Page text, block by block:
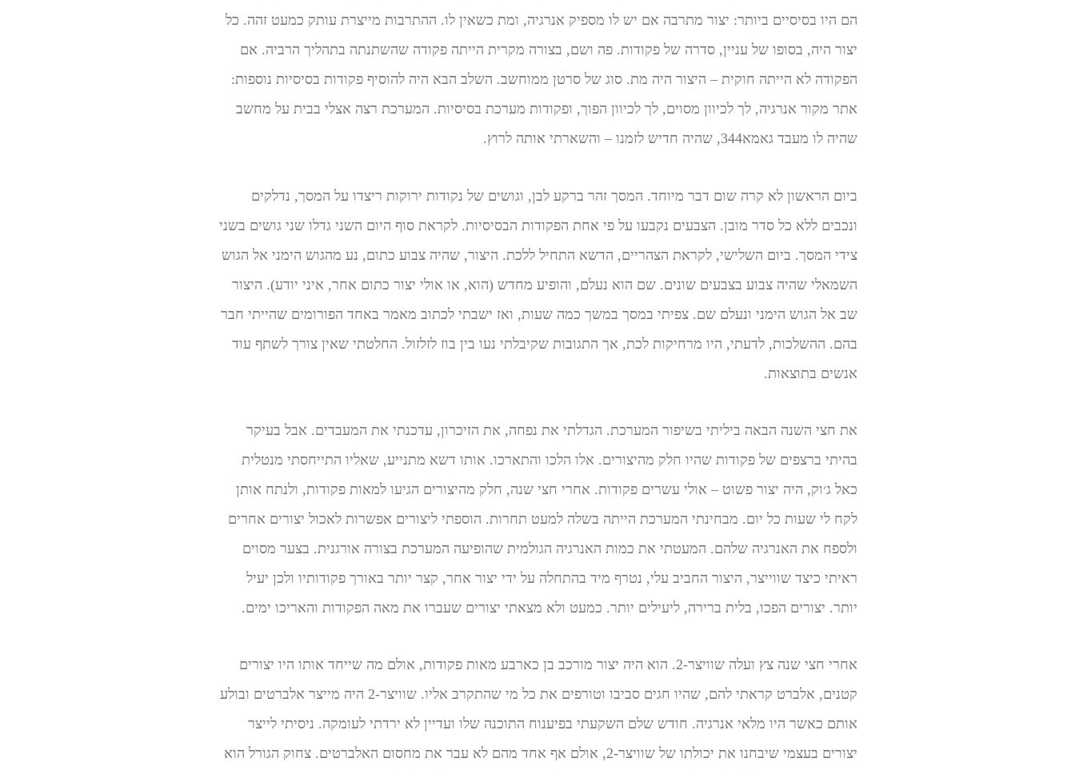
הם היו בסיסיים ביותר: יצור מתרבה אם יש לו מספיק אנרגיה, ומת כשאין לו. ההתרבות מייצרת עותק כמעט זהה. כל
יצור היה, בסופו של עניין, סדרה של פקודות. פה ושם, בצורה מקרית הייתה פקודה שהשתנתה בתהליך הרביה. אם
הפקודה לא הייתה חוקית – היצור היה מת. סוג של סרטן ממוחשב. השלב הבא היה להוסיף פקודות בסיסיות נוספות:
אתר מקור אנרגיה, לך לכיוון מסוים, לך לכיוון הפוך, ופקודות מערכת בסיסיות. המערכת רצה אצלי בבית על מחשב
שהיה לו מעבד גאמא344, שהיה חדיש לזמנו – והשארתי אותה לרוץ.
ביום הראשון לא קרה שום דבר מיוחד. המסך זהר ברקע לבן, וגושים של נקודות ירוקות ריצדו על המסך, נדלקים
ונכבים ללא כל סדר מובן. הצבעים נקבעו על פי אחת הפקודות הבסיסיות. לקראת סוף היום השני גדלו שני גושים בשני
צידי המסך. ביום השלישי, לקראת הצהריים, הדשא התחיל ללכת. היצור, שהיה צבוע כתום, נע מהגוש הימני אל הגוש
השמאלי שהיה צבוע בצבעים שונים. שם הוא נעלם, והופיע מחדש (הוא, או אולי יצור כתום אחר, איני יודע). היצור
שב אל הגוש הימני ונעלם שם. צפיתי במסך במשך כמה שעות, ואז ישבתי לכתוב מאמר באחד הפורומים שהייתי חבר
בהם. ההשלכות, לדעתי, היו מרחיקות לכת, אך התגובות שקיבלתי נעו בין בוז לזלזול. החלטתי שאין צורך לשתף עוד
אנשים בתוצאות.
את חצי השנה הבאה ביליתי בשיפור המערכת. הגדלתי את נפחה, את הזיכרון, עדכנתי את המעבדים. אבל בעיקר
בהיתי ברצפים של פקודות שהיו חלק מהיצורים. אלו הלכו והתארכו. אותו דשא מתנייע, שאליו התייחסתי מנטלית
כאל ג׳וק, היה יצור פשוט – אולי עשרים פקודות. אחרי חצי שנה, חלק מהיצורים הגיעו למאות פקודות, ולנתח אותן
לקח לי שעות כל יום. מבחינתי המערכת הייתה בשלה למעט תחרות. הוספתי ליצורים אפשרות לאכול יצורים אחרים
ולספח את האנרגיה שלהם. המעטתי את כמות האנרגיה הגולמית שהופיעה המערכת בצורה אורגנית. בצער מסוים
ראיתי כיצד שווייצר, היצור החביב עלי, נטרף מיד בהתחלה על ידי יצור אחר, קצר יותר באורך פקודותיו ולכן יעיל
יותר. יצורים הפכו, בלית ברירה, ליעילים יותר. כמעט ולא מצאתי יצורים שעברו את מאה הפקודות והאריכו ימים.
אחרי חצי שנה צץ ועלה שוויצר-2. הוא היה יצור מורכב בן כארבע מאות פקודות, אולם מה שייחד אותו היו יצורים
קטנים, אלברט קראתי להם, שהיו חגים סביבו וטורפים את כל מי שהתקרב אליו. שוויצר-2 היה מייצר אלברטים ובולע
אותם כאשר היו מלאי אנרגיה. חודש שלם השקעתי בפיענוח התוכנה שלו ועדיין לא ירדתי לעומקה. ניסיתי לייצר
יצורים בעצמי שיבחנו את יכולתו של שוויצר-2, אולם אף אחד מהם לא עבר את מחסום האלברטים. צחוק הגורל הוא